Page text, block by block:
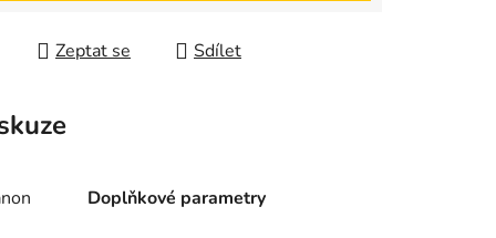
Zeptat se Sdílet
Doplňkové parametry